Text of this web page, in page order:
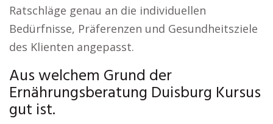
Ratschläge genau an die individuellen
Bedürfnisse, Präferenzen und Gesundheitsziele
des Klienten angepasst.
Aus welchem Grund der
Ernährungsberatung Duisburg Kursus
gut ist.